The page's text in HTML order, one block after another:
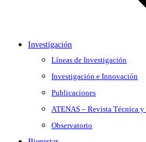
Investigación
Líneas de Investigación
Investigación e Innovación
Publicaciones
ATENAS – Revista Técnica
Observatorio